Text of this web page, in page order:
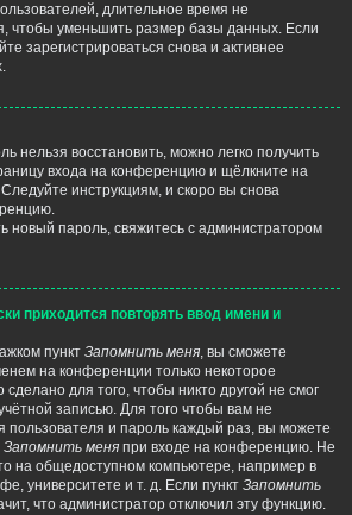
длительное время не
чтобы уменьшить размер базы данных. Если
зарегистрироваться снова и активнее
нельзя восстановить, можно легко получить
входа на конференцию и щёлкните на
Следуйте инструкциям, и скоро вы снова
новый пароль, свяжитесь с администратором
приходится повторять ввод имени и
пункт Запомнить меня, вы сможете
на конференции только некоторое
для того, чтобы никто другой не смог
записью. Для того чтобы вам не
пользователя и пароль каждый раз, вы можете
Запомнить меня при входе на конференцию. Не
на общедоступном компьютере, например в
университете и т. д. Если пункт Запомнить
что администратор отключил эту функцию.